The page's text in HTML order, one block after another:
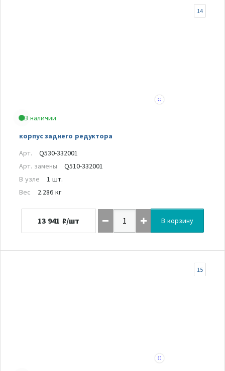
В наличии
корпус заднего редуктора
14
Арт.
Q530-332001
Арт. замены
Q510-332001
В узле
1 шт.
Вес
2.286 кг
13 941 ₽/шт В корзину
15